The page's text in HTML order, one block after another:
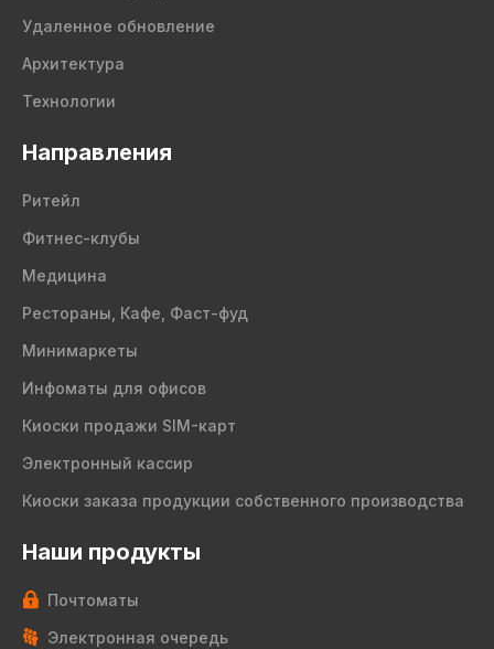
Удаленное обновление
Архитектура
Технологии
Направления
Ритейл
Фитнес-клубы
Медицина
Рестораны, Кафе, Фаст-фуд
Минимаркеты
Инфоматы для офисов
Киоски продажи SIM-карт
Электронный кассир
Киоски заказа продукции собственного производства
Наши продукты
Почтоматы
Электронная очередь